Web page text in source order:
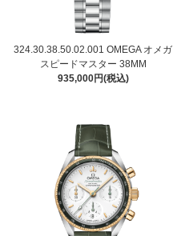
324.30.38.50.02.001 OMEGA オメガ
スピードマスター 38MM
935,000円(税込)